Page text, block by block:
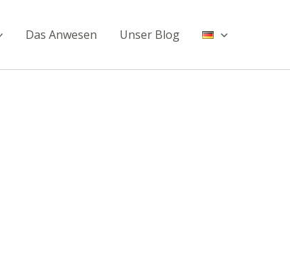
Das Anwesen Unser Blog